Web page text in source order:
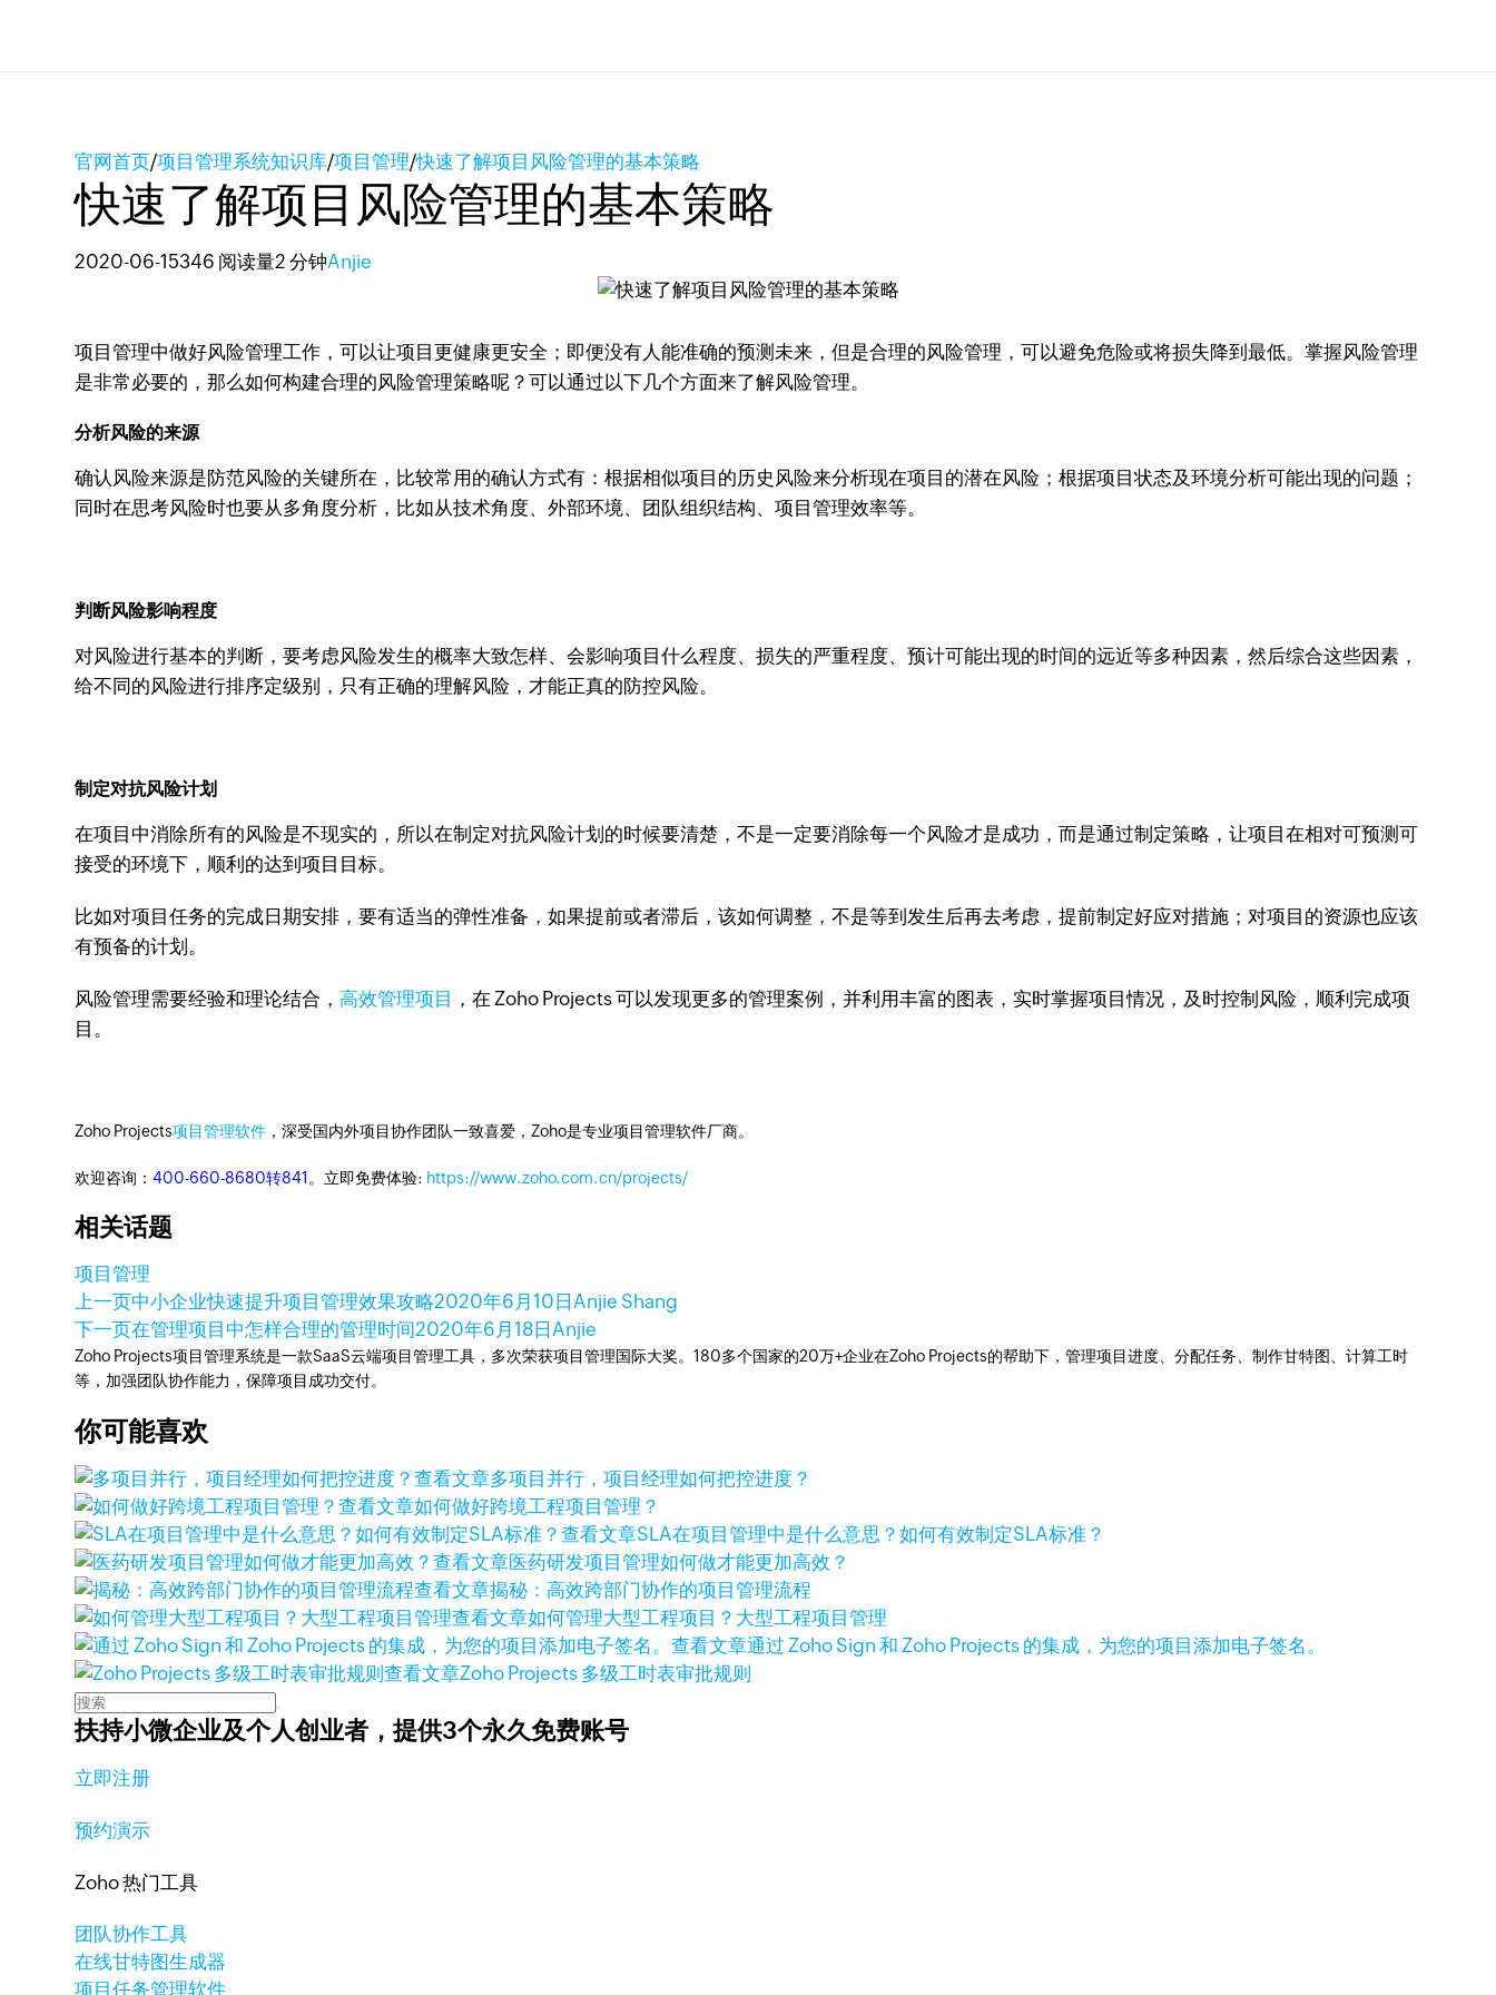
官网首页/项目管理系统知识库/项目管理/快速了解项目风险管理的基本策略
快速了解项目风险管理的基本策略
2020-06-15346 阅读量2 分钟Anjie
项目管理中做好风险管理工作，可以让项目更健康更安全；即便没有人能准确的预测未来，但是合理的风险管理，可以避免危险或将损失降到最低。掌握风险管理
是非常必要的，那么如何构建合理的风险管理策略呢？可以通过以下几个方面来了解风险管理。
分析风险的来源
确认风险来源是防范风险的关键所在，比较常用的确认方式有：根据相似项目的历史风险来分析现在项目的潜在风险；根据项目状态及环境分析可能出现的问题；
同时在思考风险时也要从多角度分析，比如从技术角度、外部环境、团队组织结构、项目管理效率等。
判断风险影响程度
对风险进行基本的判断，要考虑风险发生的概率大致怎样、会影响项目什么程度、损失的严重程度、预计可能出现的时间的远近等多种因素，然后综合这些因素，
给不同的风险进行排序定级别，只有正确的理解风险，才能正真的防控风险。
制定对抗风险计划
在项目中消除所有的风险是不现实的，所以在制定对抗风险计划的时候要清楚，不是一定要消除每一个风险才是成功，而是通过制定策略，让项目在相对可预测可
接受的环境下，顺利的达到项目目标。
比如对项目任务的完成日期安排，要有适当的弹性准备，如果提前或者滞后，该如何调整，不是等到发生后再去考虑，提前制定好应对措施；对项目的资源也应该
有预备的计划。
风险管理需要经验和理论结合，高效管理项目 ，在 Zoho Projects 可以发现更多的管理案例，并利用丰富的图表，实时掌握项目情况，及时控制风险，顺利完成项
目。
Zoho Projects项目管理软件 ，深受国内外项目协作团队一致喜爱，Zoho是专业项目管理软件厂商。
欢迎咨询：400-660-8680转841 。立即免费体验: https://www.zoho.com.cn/projects/
相关话题
项目管理
上一页中小企业快速提升项目管理效果攻略2020年6月10日Anjie Shang
下一页在管理项目中怎样合理的管理时间2020年6月18日Anjie
Zoho Projects项目管理系统是一款SaaS云端项目管理工具，多次荣获项目管理国际大奖。180多个国家的20万+企业在Zoho Projects的帮助下，管理项目进度、分配任务、制作甘特图、计算工时
等，加强团队协作能力，保障项目成功交付。
你可能喜欢
查看文章多项目并行，项目经理如何把控进度？
查看文章如何做好跨境工程项目管理？
查看文章SLA在项目管理中是什么意思？如何有效制定SLA标准？
查看文章医药研发项目管理如何做才能更加高效？
查看文章揭秘：高效跨部门协作的项目管理流程
查看文章如何管理大型工程项目？大型工程项目管理
查看文章通过 Zoho Sign 和 Zoho Projects 的集成，为您的项目添加电子签名。
查看文章Zoho Projects 多级工时表审批规则
扶持小微企业及个人创业者，提供3个永久免费账号
立即注册
预约演示
Zoho 热门工具
团队协作工具
在线甘特图生成器
项目任务管理软件